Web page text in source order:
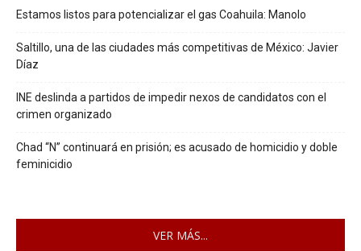
Estamos listos para potencializar el gas Coahuila: Manolo
Saltillo, una de las ciudades más competitivas de México: Javier
Díaz
INE deslinda a partidos de impedir nexos de candidatos con el
crimen organizado
Chad “N” continuará en prisión; es acusado de homicidio y doble
feminicidio
VER MÁS...